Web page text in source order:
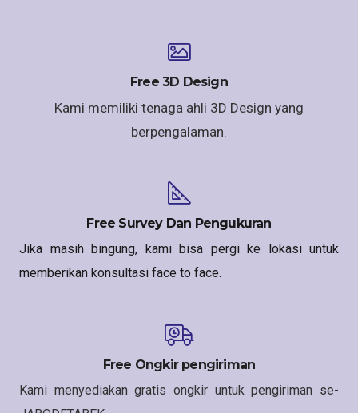
Free 3D Design
Kami memiliki tenaga ahli 3D Design yang
berpengalaman.
Free Survey Dan Pengukuran
Jika masih bingung, kami bisa pergi ke lokasi untuk
memberikan konsultasi face to face.
Free Ongkir pengiriman
Kami menyediakan gratis ongkir untuk pengiriman se-